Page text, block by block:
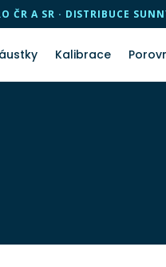
ČR A SR · DISTRIBUCE
Kalibrace